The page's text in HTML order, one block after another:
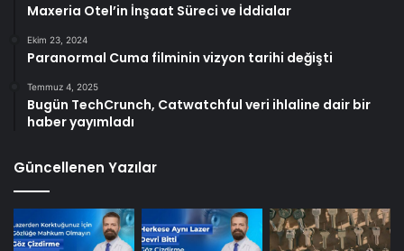
Maxeria Otel’in İnşaat Süreci ve İddialar
Ekim 23, 2024
Paranormal Cuma filminin vizyon tarihi değişti
Temmuz 4, 2025
Bugün TechCrunch, Catwatchful veri ihlaline dair bir
haber yayımladı
Güncellenen Yazılar